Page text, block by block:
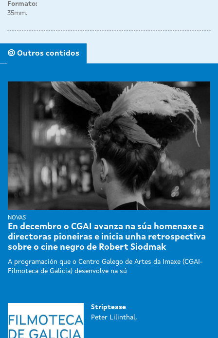
Formato:
35mm.
Outros contidos
NOVAS
En decembro o CGAI avanza na súa homenaxe a
directoras pioneiras e inicia unha retrospectiva
sobre o cine negro de Robert Siodmak
A programación que o Centro Galego de Artes da Imaxe (CGAI-
Filmoteca de Galicia) desenvolve na sú
Striptease
Peter Lilinthal,